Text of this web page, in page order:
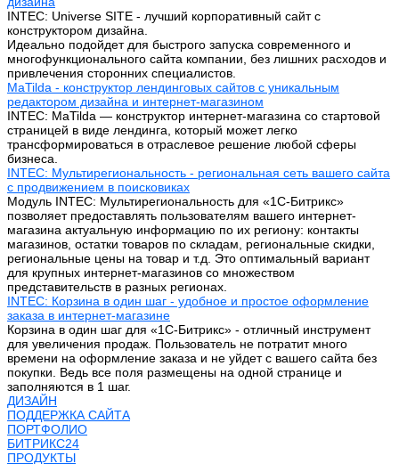
INTEC: Universe SITE - лучший корпоративный сайт с
конструктором дизайна.
Идеально подойдет для быстрого запуска современного и
многофункционального сайта компании, без лишних расходов и
привлечения сторонних специалистов.
MaTilda - конструктор лендинговых сайтов с уникальным
редактором дизайна и интернет-магазином
INTEC: MaTilda — конструктор интернет-магазина со стартовой
страницей в виде лендинга, который может легко
трансформироваться в отраслевое решение любой сферы
бизнеса.
INTEC: Мультирегиональность - региональная сеть вашего сайта
с продвижением в поисковиках
Модуль INTEC: Мультирегиональность для «1С-Битрикс»
позволяет предоставлять пользователям вашего интернет-
магазина актуальную информацию по их региону: контакты
магазинов, остатки товаров по складам, региональные скидки,
региональные цены на товар и т.д. Это оптимальный вариант
для крупных интернет-магазинов со множеством
представительств в разных регионах.
INTEC: Корзина в один шаг - удобное и простое оформление
заказа в интернет-магазине
Корзина в один шаг для «1С-Битрикс» - отличный инструмент
для увеличения продаж. Пользователь не потратит много
времени на оформление заказа и не уйдет с вашего сайта без
покупки. Ведь все поля размещены на одной странице и
заполняются в 1 шаг.
ДИЗАЙН
ПОДДЕРЖКА САЙТА
ПОРТФОЛИО
БИТРИКС24
ПРОДУКТЫ